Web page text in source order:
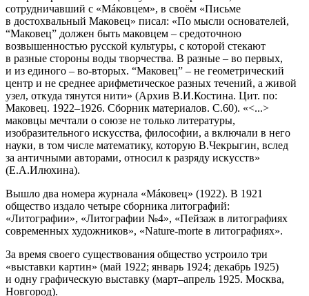
сотрудничавший с «Мáковцем», в своём «Письме
в достохвальный Маковец» писал: «По мысли основателей,
“Маковец” должен быть маковцем – средоточною
возвышенностью русской культуры, с которой стекают
в разные стороны воды творчества. В разные – во первых,
и из единого – во‑вторых. “Маковец” – не геометрический
центр и не среднее арифметическое разных течений, а живой
узел, откуда тянутся нити» (Архив В.И.Костина. Цит. по:
Маковец. 1922–1926. Сборник материалов. С.60). «<...>
маковцы мечтали о союзе не только литературы,
изобразительного искусства, философии, а включали в него
науки, в том числе математику, которую В.Чекрыгин, вслед
за античными авторами, относил к разряду искусств»
(Е.А.Илюхина).
Вышло два номера журнала «Мáковец» (1922). В 1921
общество издало четыре сборника литографий:
«Литографии», «Литографии №4», «Пейзаж в литографиях
современных художников», «Nature-morte в литографиях».
За время своего существования общество устроило три
«выставки картин» (май 1922; январь 1924; декабрь 1925)
и одну графическую выставку (март–апрель 1925. Москва,
Новгород).